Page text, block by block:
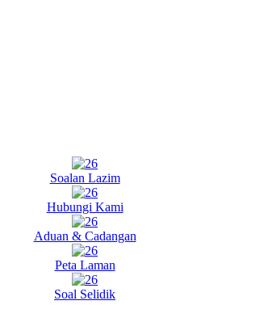
Soalan Lazim
Hubungi Kami
Aduan & Cadangan
Peta Laman
Soal Selidik